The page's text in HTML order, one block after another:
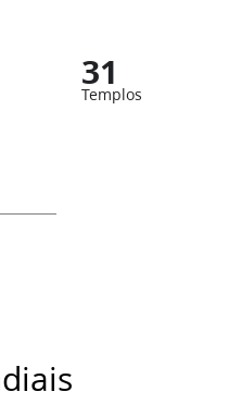
31
Templos